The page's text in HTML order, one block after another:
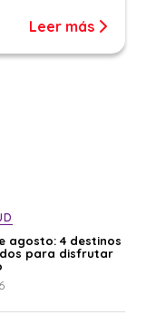
Leer más
agosto: 4 destinos
para disfrutar